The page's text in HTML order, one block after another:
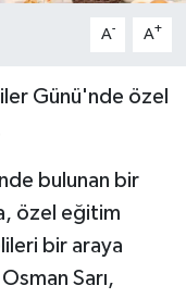
A- A+
Günü'nde özel
bulunan bir
özel eğitim
bir araya
Sarı,